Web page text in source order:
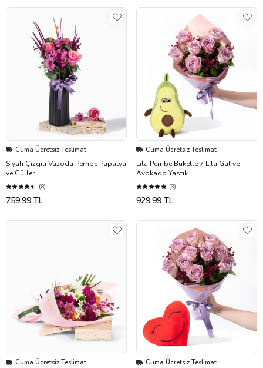
Cuma Ücretsiz Teslimat
Siyah Çizgili Vazoda Pembe Papatya
ve Güller
(8)
759,99 TL
Cuma Ücretsiz Teslimat
Lila Pembe Bukette 7 Lila Gül ve
Avokado Yastık
(3)
929,99 TL
Cuma Ücretsiz Teslimat Cuma Ücretsiz Teslimat